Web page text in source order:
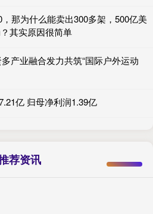
那为什么能卖出300多架，500亿美
其实原因很简单
产业融合发力共筑“国际户外运动
亿 归母净利润1.39亿
荐资讯